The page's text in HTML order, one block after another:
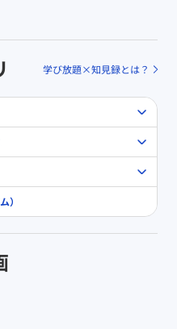
学び放題×知見録とは？
）